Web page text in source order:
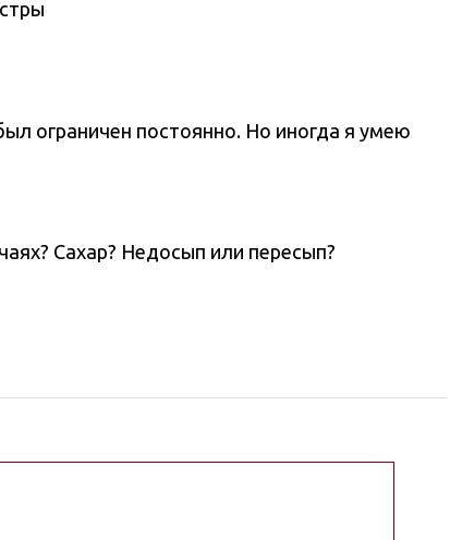
ограничен постоянно. Но иногда я умею
Сахар? Недосып или пересып?